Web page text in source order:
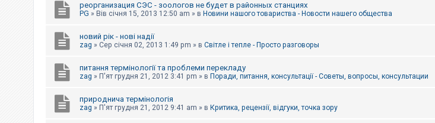
реорганизация СЭС - зоологов не будет в районных станциях
PG » Вів січня 15, 2013 12:50 am » в Новини нашого товариства - Новости нашего общества
новий рік - нові надії
zag » Сер січня 02, 2013 1:49 pm » в Світле і тепле - Просто разговоры
питання термінології та проблеми перекладу
zag » П'ят грудня 21, 2012 3:41 pm » в Поради, питання, консультації - Советы, вопросы, консультации
природнича термінологія
zag » П'ят грудня 21, 2012 9:41 am » в Критика, рецензії, відгуки, точка зору